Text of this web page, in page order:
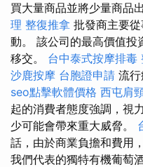
買大量商品並將少量商品
理 整復推拿 批發商主要
動。 該公司的最高價值
移交。 台中泰式按摩排毒
沙鹿按摩 台胞證申請 流
seo點擊軟體價格 西屯肩
起的消費者態度強調，視
少可能會帶來重大威脅。
話，由於商業負擔和費用
我們代表的獨特有機葡萄